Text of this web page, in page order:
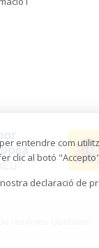
entendre com
clic al botó
declaració de